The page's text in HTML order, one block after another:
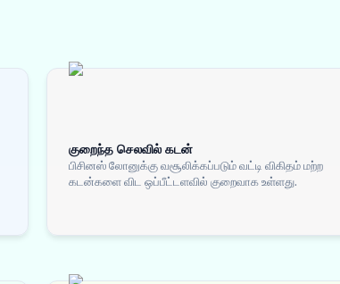
குறைந்த செலவில் கடன்
பிசினஸ் லோனுக்கு வசூலிக்கப்படும் வட்டி விகிதம் மற்ற
கடன்களை விட ஒப்பீட்டளவில் குறைவாக உள்ளது.